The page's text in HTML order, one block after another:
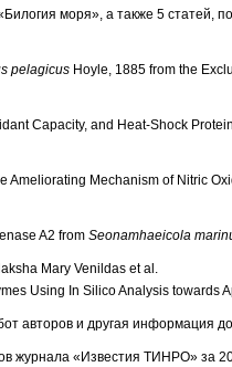
моря», а также 5 статей,
pelagicusHoyle, 1885 from the
Capacity, and Heat-Shock
Mechanism of Nitric
A2 from Seonamhaeicola
Mary Venildas et al.
Using In Silico Analysis towards
авторов и другая информация
журнала «Известия ТИНРО» за